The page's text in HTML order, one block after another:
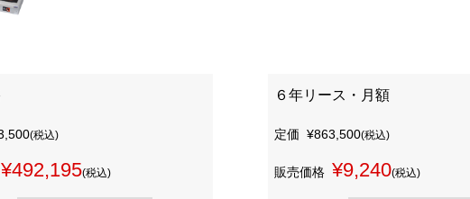
(税込)
¥492,195(税込)
６年リース・月額
定価 ¥863,500(税込)
販売価格 ¥9,240(税込)